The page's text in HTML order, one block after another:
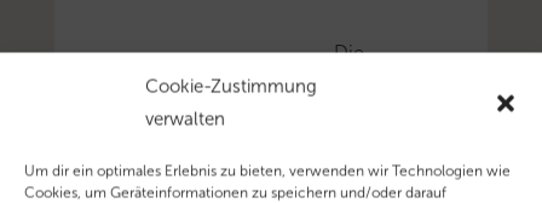
Cookie-Zustimmung
verwalten
Um dir ein optimales Erlebnis zu bieten, verwenden wir Technologien wie
Cookies, um Geräteinformationen zu speichern und/oder darauf
Die
von